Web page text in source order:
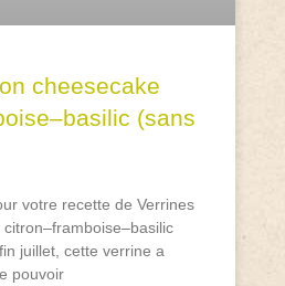
cheesecake
(sans
votre recette de Verrines
juillet, cette verrine a
pouvoir